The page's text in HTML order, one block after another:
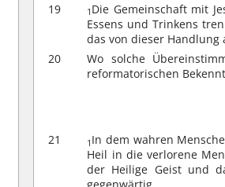
19
1 Die Gemeinschaft mit
Essens und Trinkens
das von dieser
20
Wo solche
reformatorischen
21 1 In dem wahren
Heil in die verlorene
der Heilige Geist und